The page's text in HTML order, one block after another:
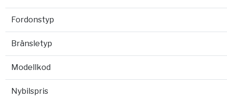
Fordonstyp
Bränsletyp
Modellkod
Nybilspris